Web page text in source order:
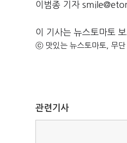
이범종 기자
이 기사는 뉴스토마토
ⓒ 맛있는 뉴스토마토, 무단
관련기사